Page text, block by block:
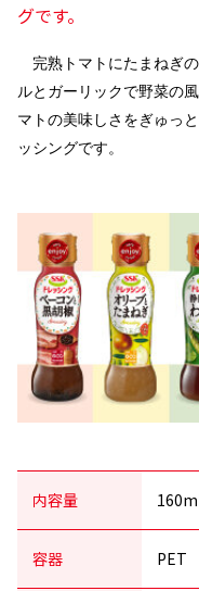
グです。
完熟トマトにたまねぎ
ルとガーリックで野菜の
マトの美味しさをぎゅっ
ッシングです。
内容量
容器 PET